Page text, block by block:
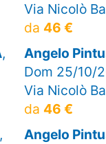
Via Nicolò
da 46 €
,
Angelo
Dom 25/10/
Via Nicolò
da 46 €
,
Angelo